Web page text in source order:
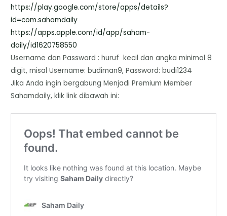
https://play.google.com/store/apps/details?
id=com.sahamdaily
https://apps.apple.com/id/app/saham-
daily/id1620758550
Username dan Password : huruf kecil dan angka minimal 8
digit, misal Username: budiman9, Password: budi1234
Jika Anda ingin bergabung Menjadi Premium Member
Sahamdaily, klik link dibawah ini: